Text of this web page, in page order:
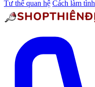
Tư thế quan hệ Cách làm tình